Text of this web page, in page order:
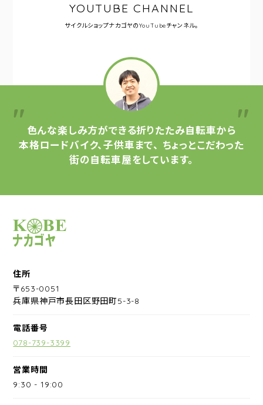
YOUTUBE CHANNEL
サイクルショップナカゴヤのYouTubeチャンネル。
色んな楽しみ方ができる折りたたみ自転車から
本格ロードバイク、子供車まで、 ちょっとこだわった
街の自転車屋をしています。
サイクルショップナカゴヤ
住所
〒653-0051
兵庫県神戸市長田区野田町5-3-8
電話番号
078-739-3399
営業時間
9:30 -19:00